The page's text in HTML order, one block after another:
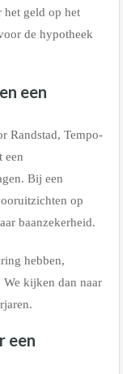
het geld op het
de hypotheek
een
Randstad, Tempo-
een
Bij een
op
baanzekerheid.
hebben,
kijken dan naar
een